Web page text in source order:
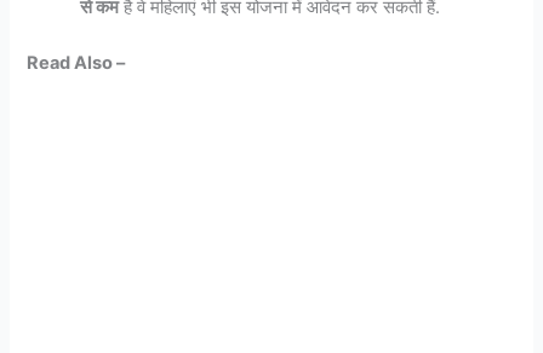
से कमहै वे महिलाएं भी इस योजना में आवेदन कर सकती हैं.
Read Also –